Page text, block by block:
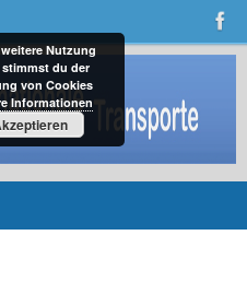
Nutzung
stimmst du der
von Cookies
Informationen